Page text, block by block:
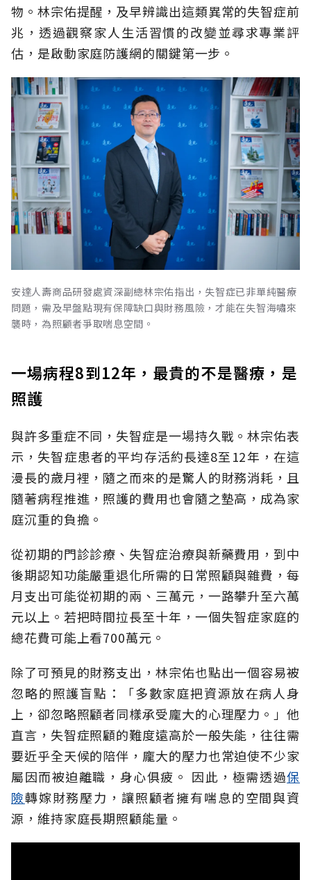
物。林宗佑提醒，及早辨識出這類異常的失智症前
兆，透過觀察家人生活習慣的改變並尋求專業評
估，是啟動家庭防護網的關鍵第一步。
安達人壽商品研發處資深副總林宗佑指出，失智症已非單純醫療
問題，需及早盤點現有保障缺口與財務風險，才能在失智海嘯來
襲時，為照顧者爭取喘息空間。
一場病程8到12年，最貴的不是醫療，是
照護
與許多重症不同，失智症是一場持久戰。林宗佑表
示，失智症患者的平均存活約長達8至12年，在這
漫長的歲月裡，隨之而來的是驚人的財務消耗，且
隨著病程推進，照護的費用也會隨之墊高，成為家
庭沉重的負擔。
從初期的門診診療、失智症治療與新藥費用，到中
後期認知功能嚴重退化所需的日常照顧與雜費，每
月支出可能從初期的兩、三萬元，一路攀升至六萬
元以上。若把時間拉長至十年，一個失智症家庭的
總花費可能上看700萬元。
除了可預見的財務支出，林宗佑也點出一個容易被
忽略的照護盲點：「多數家庭把資源放在病人身
上，卻忽略照顧者同樣承受龐大的心理壓力。」他
直言，失智症照顧的難度遠高於一般失能，往往需
要近乎全天候的陪伴，龐大的壓力也常迫使不少家
屬因而被迫離職，身心俱疲。 因此，極需透過保
險轉嫁財務壓力，讓照顧者擁有喘息的空間與資
源，維持家庭長期照顧能量。